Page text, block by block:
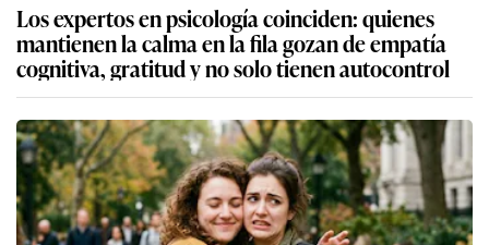
Los expertos en psicología coinciden: quienes
mantienen la calma en la fila gozan de empatía
cognitiva, gratitud y no solo tienen autocontrol